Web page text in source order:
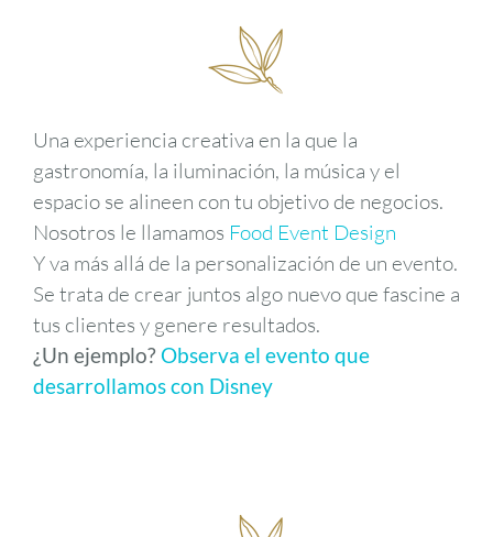
Una experiencia creativa en la que la
gastronomía, la iluminación, la música y el
espacio se alineen con tu objetivo de negocios.
Nosotros le llamamos Food Event Design
Y va más allá de la personalización de un evento.
Se trata de crear juntos algo nuevo que fascine a
tus clientes y genere resultados.
¿Un ejemplo? Observa el evento que
desarrollamos con Disney